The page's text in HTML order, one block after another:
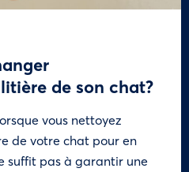
de son chat?
vous nettoyez
de votre chat pour en
suffit pas à garantir une